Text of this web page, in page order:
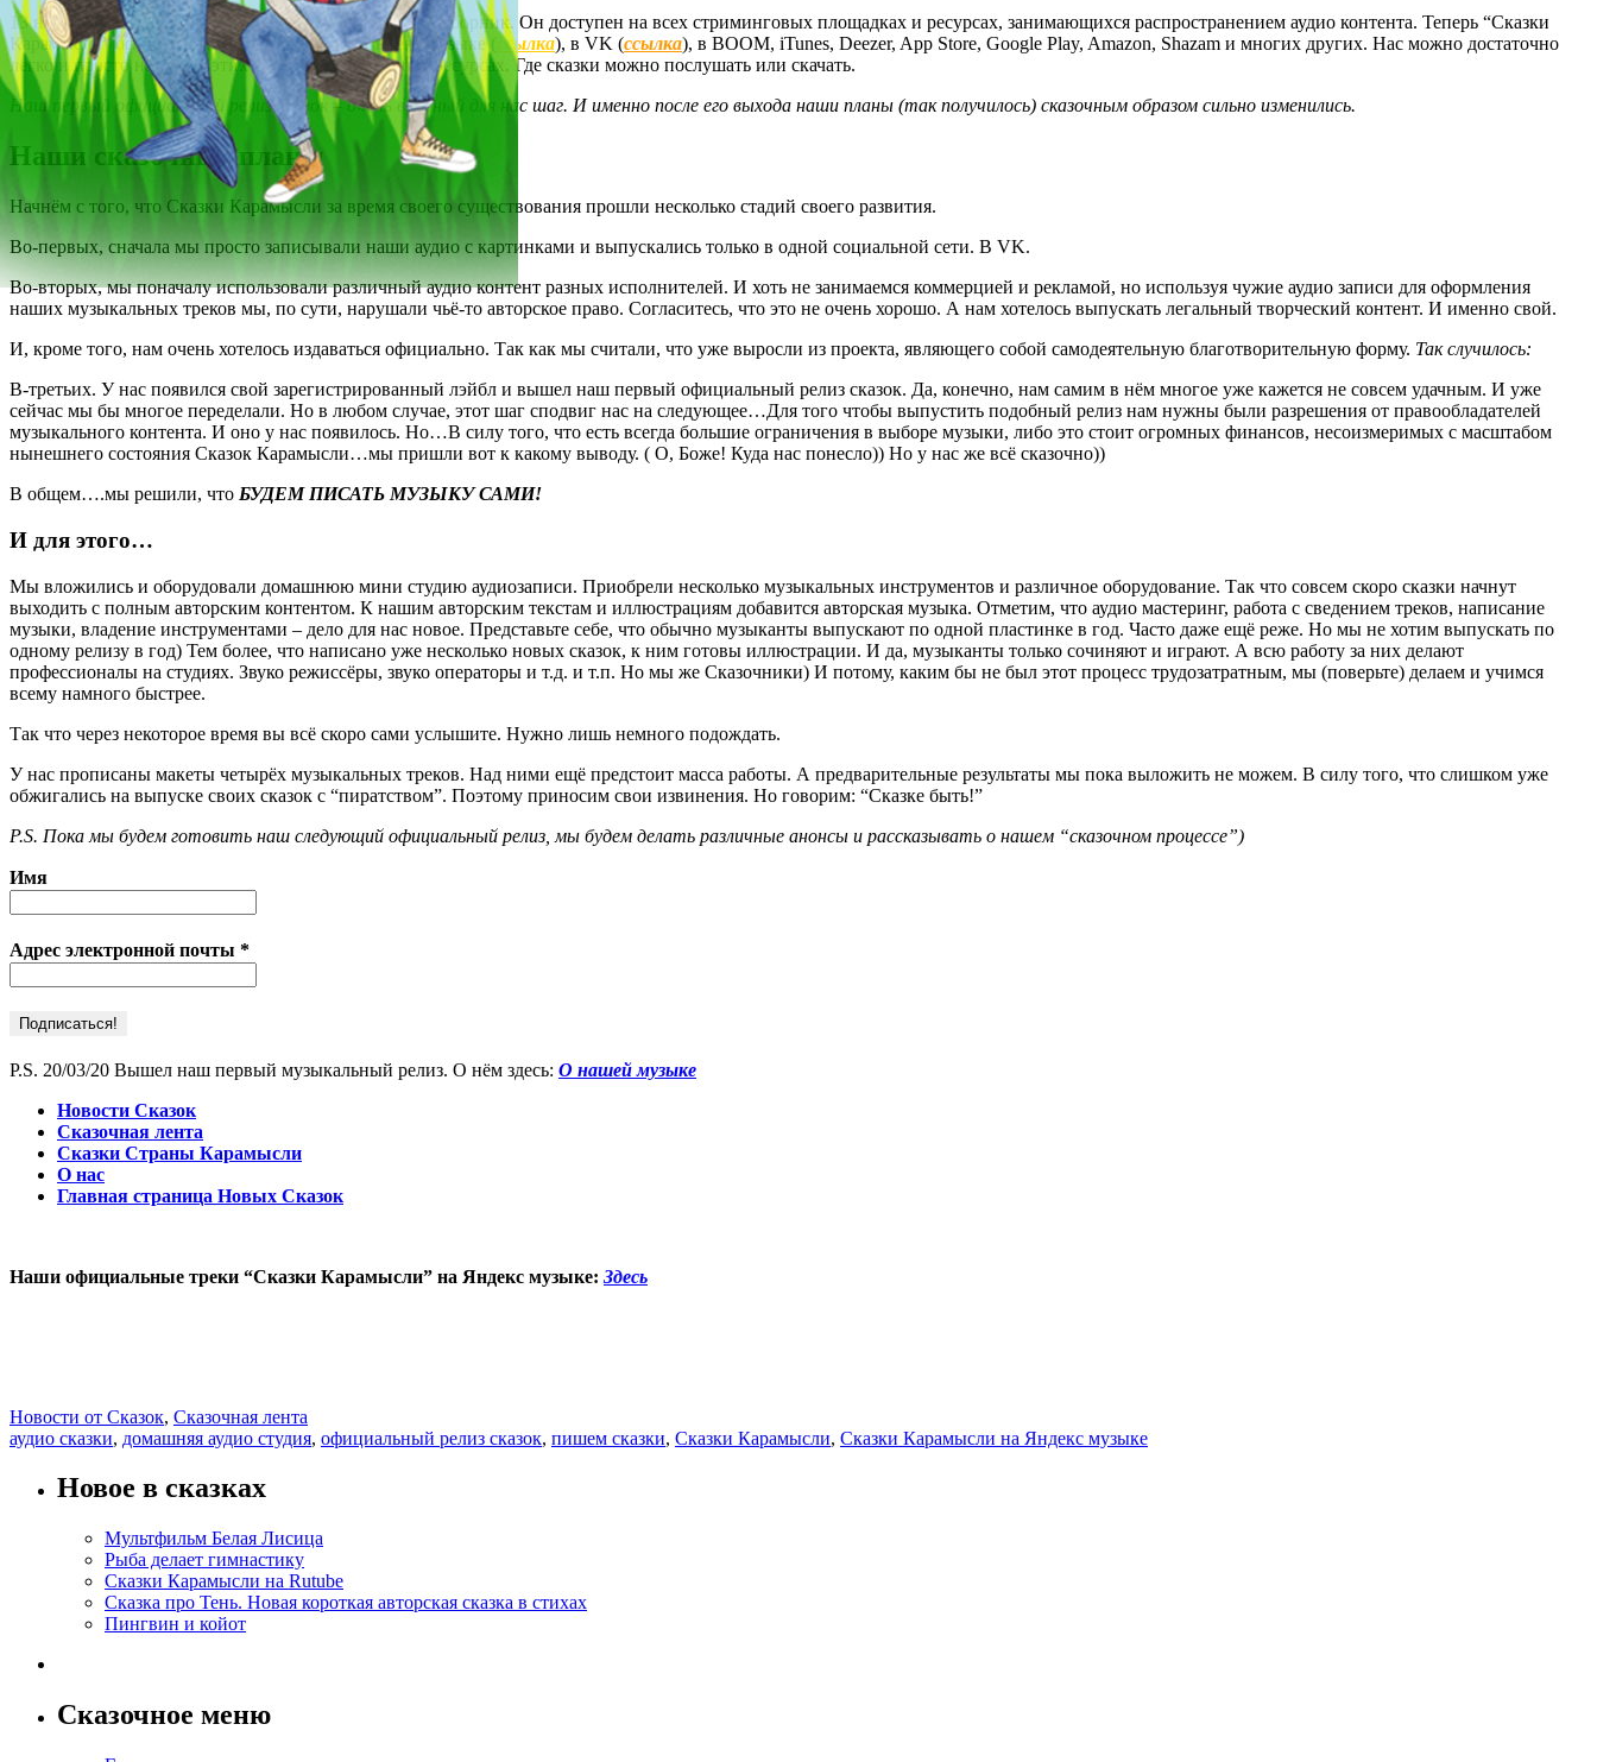
13 ноября мы выпустили первый наш официальный сборник. Он доступен на всех стриминговых площадках и ресурсах, занимающихся распространением аудио контента. Теперь “Сказки
Карамысли” официально присутствуют на Яндекс музыке (
ссылка), в VK (ссылка), в BOOM, iTunes, Deezer, App Store, Google Play, Amazon, Shazam и многих других. Нас можно достаточно
легко и просто найти на этих специализированных ресурсах. Где сказки можно послушать или скачать.
Наш первый официальный релиз сказок – очень важный для нас шаг. И именно после его выхода наши планы (так получилось) сказочным образом сильно изменились.
Наши сказочные планы
Начнём с того, что Сказки Карамысли за время своего существования прошли несколько стадий своего развития.
Во-первых, сначала мы просто записывали наши аудио с картинками и выпускались только в одной социальной сети. В VK.
Во-вторых, мы поначалу использовали различный аудио контент разных исполнителей. И хоть не занимаемся коммерцией и рекламой, но используя чужие аудио записи для оформления
наших музыкальных треков мы, по сути, нарушали чьё-то авторское право. Согласитесь, что это не очень хорошо. А нам хотелось выпускать легальный творческий контент. И именно свой.
И, кроме того, нам очень хотелось издаваться официально. Так как мы считали, что уже выросли из проекта, являющего собой самодеятельную благотворительную форму. Так случилось:
В-третьих. У нас появился свой зарегистрированный лэйбл и вышел наш первый официальный релиз сказок. Да, конечно, нам самим в нём многое уже кажется не совсем удачным. И уже
сейчас мы бы многое переделали. Но в любом случае, этот шаг сподвиг нас на следующее…Для того чтобы выпустить подобный релиз нам нужны были разрешения от правообладателей
музыкального контента. И оно у нас появилось. Но…В силу того, что есть всегда большие ограничения в выборе музыки, либо это стоит огромных финансов, несоизмеримых с масштабом
нынешнего состояния Сказок Карамысли…мы пришли вот к какому выводу. ( О, Боже! Куда нас понесло)) Но у нас же всё сказочно))
В общем….мы решили, что БУДЕМ ПИСАТЬ МУЗЫКУ САМИ!
И для этого…
Мы вложились и оборудовали домашнюю мини студию аудиозаписи. Приобрели несколько музыкальных инструментов и различное оборудование. Так что совсем скоро сказки начнут
выходить с полным авторским контентом. К нашим авторским текстам и иллюстрациям добавится авторская музыка. Отметим, что аудио мастеринг, работа с сведением треков, написание
музыки, владение инструментами – дело для нас новое. Представьте себе, что обычно музыканты выпускают по одной пластинке в год. Часто даже ещё реже. Но мы не хотим выпускать по
одному релизу в год) Тем более, что написано уже несколько новых сказок, к ним готовы иллюстрации. И да, музыканты только сочиняют и играют. А всю работу за них делают
профессионалы на студиях. Звуко режиссёры, звуко операторы и т.д. и т.п. Но мы же Сказочники) И потому, каким бы не был этот процесс трудозатратным, мы (поверьте) делаем и учимся
всему намного быстрее.
Так что через некоторое время вы всё скоро сами услышите. Нужно лишь немного подождать.
У нас прописаны макеты четырёх музыкальных треков. Над ними ещё предстоит масса работы. А предварительные результаты мы пока выложить не можем. В силу того, что слишком уже
обжигались на выпуске своих сказок с “пиратством”. Поэтому приносим свои извинения. Но говорим: “Сказке быть!”
P.S. Пока мы будем готовить наш следующий официальный релиз, мы будем делать различные анонсы и рассказывать о нашем “сказочном процессе”)
Имя
Адрес электронной почты *
P.S. 20/03/20 Вышел наш первый музыкальный релиз. О нём здесь: О нашей музыке
Новости Сказок
Сказочная лента
Сказки Страны Карамысли
О нас
Главная страница Новых Сказок
Наши официальные треки “Сказки Карамысли” на Яндекс музыке: Здесь
by
Глашатай
Categories:
Новости от Сказок, Сказочная лента
Tags:
аудио сказки, домашняя аудио студия, официальный релиз сказок, пишем сказки, Сказки Карамысли, Сказки Карамысли на Яндекс музыке
Новое в сказках
Мультфильм Белая Лисица
Рыба делает гимнастику
Сказки Карамысли на Rutube
Сказка про Тень. Новая короткая авторская сказка в стихах
Пингвин и койот
Сказочное меню